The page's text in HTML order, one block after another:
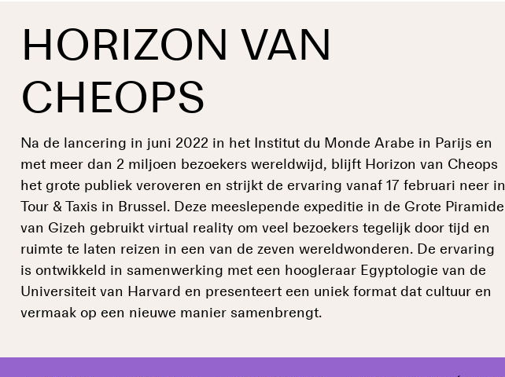
HORIZON VAN
CHEOPS
Na de lancering in juni 2022 in het Institut du Monde Arabe in Parijs en
met meer dan 2 miljoen bezoekers wereldwijd, blijft Horizon van Cheops
het grote publiek veroveren en strijkt de ervaring vanaf 17 februari neer in
Tour & Taxis in Brussel. Deze meeslepende expeditie in de Grote Piramide
van Gizeh gebruikt virtual reality om veel bezoekers tegelijk door tijd en
ruimte te laten reizen in een van de zeven wereldwonderen. De ervaring
is ontwikkeld in samenwerking met een hoogleraar Egyptologie van de
Universiteit van Harvard en presenteert een uniek format dat cultuur en
vermaak op een nieuwe manier samenbrengt.